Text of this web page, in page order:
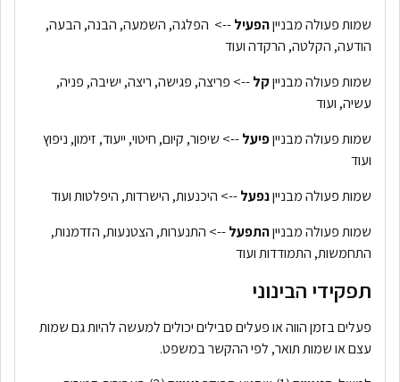
שמות פעולה מבנייןהפעיל--> הפלגה, השמעה, הבנה, הבעה,
הודעה, הקלטה, הרקדה ועוד
שמות פעולה מבנייןקל--> פריצה, פגישה, ריצה, ישיבה, פניה,
עשיה, ועוד
שמות פעולה מבנייןפיעל--> שיפור, קיום, חיטוי, ייעוד, זימון, ניפוץ
ועוד
שמות פעולה מבנייןנפעל--> היכנעות, הישרדות, היפלטות ועוד
שמות פעולה מבנייןהתפעל--> התנערות, הצטנעות, הזדמנות,
התחמשות, התמודדות ועוד
תפקידי הבינוני
פעלים בזמן הווה או פעלים סבילים יכולים למעשה להיות גם שמות
עצם או שמות תואר, לפי ההקשר במשפט.